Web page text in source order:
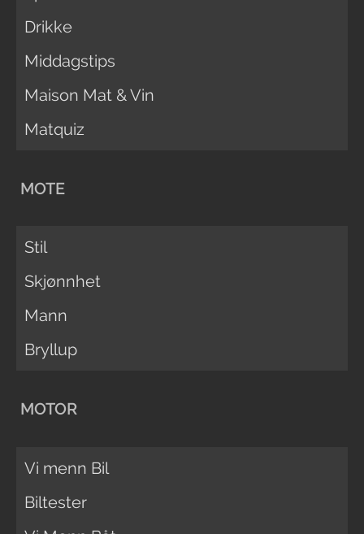
Drikke
Middagstips
Maison Mat & Vin
Matquiz
MOTE
Stil
Skjønnhet
Mann
Bryllup
MOTOR
Vi menn Bil
Biltester